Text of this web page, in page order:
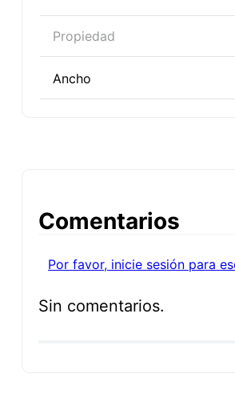
Propiedad
Ancho
Comentarios
Por favor, inicie sesión para
Sin comentarios.